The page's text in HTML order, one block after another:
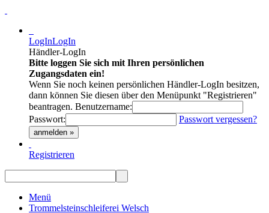
LogInLogIn
Händler-LogIn
Bitte loggen Sie sich mit Ihren persönlichen
Zugangsdaten ein!
Wenn Sie noch keinen persönlichen Händler-LogIn besitzen,
dann können Sie diesen über den Menüpunkt "Registrieren"
beantragen. Benutzername:
Passwort:
Passwort vergessen?
anmelden »
Registrieren
Menü
Trommelsteinschleiferei Welsch